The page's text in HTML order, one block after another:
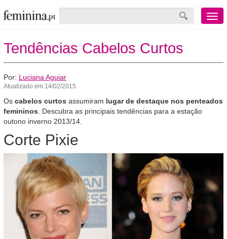
Menu
mobile
Tendências Cabelos Curtos
Por: Luciana Aguiar
Atualizado em 14/02/2015
Os cabelos curtos assumiram lugar de destaque nos penteados
femininos . Descubra as principais tendências para a estação
outono inverno 2013/14.
Corte Pixie